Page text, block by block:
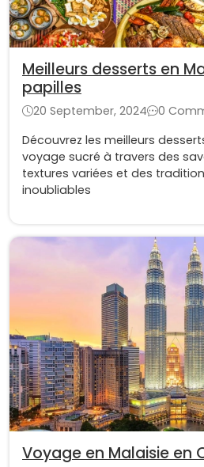
Meilleurs desserts en
papilles
20 September, 2024
0
Découvrez les meilleurs
voyage sucré à travers des
textures variées et des
inoubliables
Voyage en Malaisie en